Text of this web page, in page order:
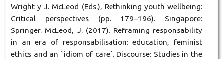
Wright y J. McLeod (Eds.), Rethinking youth wellbeing:
Critical perspectives (pp. 179–196). Singapore:
Springer. McLeod, J. (2017). Reframing responsability
in an era of responsabilisation: education, feminist
ethics and an `idiom of care´. Discourse: Studies in the